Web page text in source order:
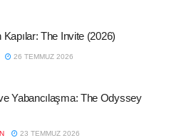
Kapılar: The Invite (2026)
26 TEMMUZ 2026
Yabancılaşma: The Odyssey
23 TEMMUZ 2026